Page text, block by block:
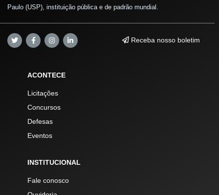
Paulo (USP), instituição pública e de padrão mundial.
Receba nosso boletim
ACONTECE
Licitações
Concursos
Defesas
Eventos
INSTITUCIONAL
Fale conosco